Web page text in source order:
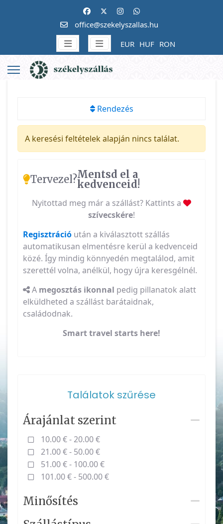
office@szekelyszallas.hu
EUR HUF RON
Rendezés
A keresési feltételek alapján nincs találat.
Tervezel?Mentsd el a
kedvenceid!
Nyitottad meg már a szállást? Kattints a
szívecskére!
Regisztráció után a kiválasztott szállás
automatikusan elmentésre kerül a kedvenceid
közé. Így mindig könnyedén megtalálod, amit
szerettél volna, anélkül, hogy újra keresgélnél.
A megosztás ikonnal pedig pillanatok alatt
elküldheted a szállást barátaidnak,
családodnak.
Smart travel starts here!
Találatok szűrése
Árajánlat szerint
10.00 € - 20.00 €
21.00 € - 50.00 €
51.00 € - 100.00 €
101.00 € - 500.00 €
Minősítés